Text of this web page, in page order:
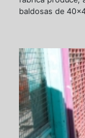
baldosas de